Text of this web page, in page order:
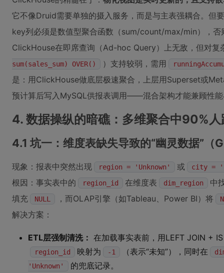
它不像Druid需要单独的摄入服务，而是与主表强耦合。但
key列必须是数值型聚合函数（sum/count/max/min），否
ClickHouse在即席查询（Ad-hoc Query）上无敌，但对复
sum(sales_sum) OVER() ）支持较弱，需用
是：用ClickHouse做底层极速聚合，上层用Superset或
预计算后写入MySQL供报表调用——混合架构才能兼顾性
4. 数据操纵的暗礁：多维聚合中90%
4.1 坑一：维度表缺失导致的“幽灵数据”（
现象：报表中突然出现 region = 'Unknown' 或 city =
根因：事实表中的 region_id 在维度表 dim_region
中
填充
NULL ，而OLAP引擎（如Tableau、Power BI）将
解决方案：
ETL层强制清洗： 在加载事实表前，用LEFT JOIN +
region_id 映射为 -1 （表示“未知”），同时在
'Unknown'
的兜底记录。